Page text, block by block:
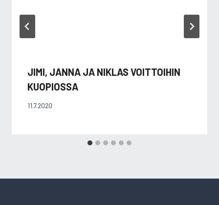
JIMI, JANNA JA NIKLAS VOITTOIHIN
KUOPIOSSA
11.7.2020